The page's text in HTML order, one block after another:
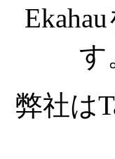
す
弊社は